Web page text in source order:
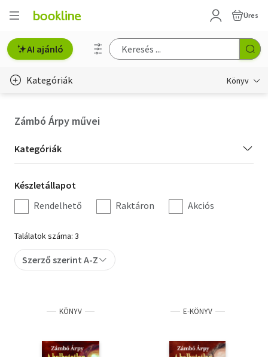
Üres
AI ajánló
Kategóriák Könyv
Hobbi, szabadidő
Irodalom
Művészet
Szakkönyv
Tankönyv, segédkönyv
Társadalomtudomány
Zámbó Árpy művei
Kategória
szűrés
Kategóriák
Készletállapot
szűrés
Készletállapot
Rendelhető
Raktáron Akciós
Találatok száma: 3
Szerző szerint A-Z
KÖNYV E-KÖNYV